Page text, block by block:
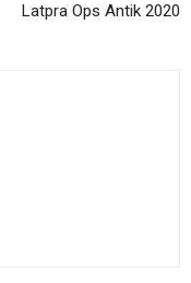
Latpra Ops Antik 2020